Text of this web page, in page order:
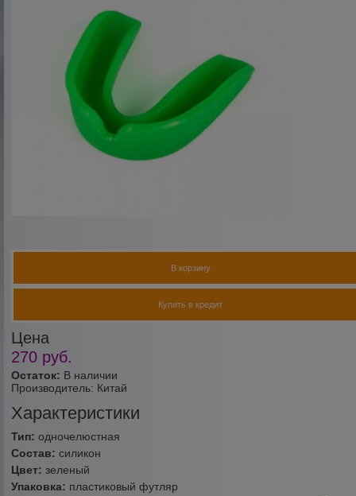
Остаток: В наличии
Производитель: Китай
Характеристики
Тип:одночелюстная
Состав:силикон
Цвет:зеленый
Упаковка: пластиковый футляр
Цена
270 руб.
В корзину
Купить в кредит